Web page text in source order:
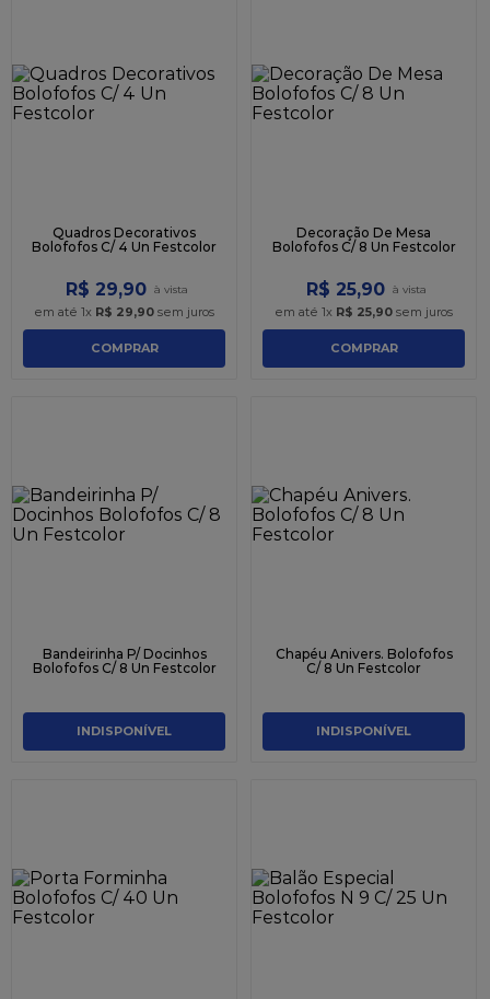
Quadros Decorativos
Bolofofos C/ 4 Un Festcolor
R$ 29,90
em até 1x R$ 29,90 sem juros
COMPRAR
Decoração De Mesa
Bolofofos C/ 8 Un Festcolor
R$ 25,90
em até 1x R$ 25,90 sem juros
COMPRAR
Bandeirinha P/ Docinhos
Bolofofos C/ 8 Un Festcolor
INDISPONÍVEL
Chapéu Anivers. Bolofofos
C/ 8 Un Festcolor
INDISPONÍVEL